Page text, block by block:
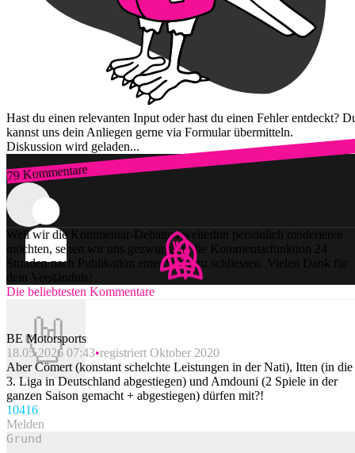
Hast du einen relevanten Input oder hast du einen Fehler entdeckt?
kannst uns dein Anliegen gerne via Formular übermitteln.
Diskussion wird geladen...
79 Kommentare
Zum Login
Weil wir die Kommentar-Debatten weiterhin persönlich moderieren
möchten, sehen wir uns gezwungen, die Kommentarfunktion 24
Stunden nach Publikation einer Story zu schliessen. Vielen Dank für
dein Verständnis!
Die beliebtesten Kommentare
BE Motorsports
18.05.2026 07:43 registriert Oktober 2020
Aber Cömert (konstant schelchte Leistungen in der Nati), Itten (in die
3. Liga in Deutschland abgestiegen) und Amdouni (2 Spiele in der
ganzen Saison gemacht + abgestiegen) dürfen mit?!
10416
Melden